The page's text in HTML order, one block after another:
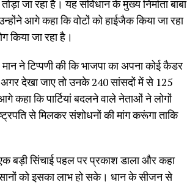
जा रहा है। यह संविधान के मुख्य निर्माता बाबा
आगे कहा कि वोटों को हाईजैक किया जा रहा
जा रहा है।
ने टिप्पणी की कि भाजपा का अपना कोई कैडर
देखा जाए तो उनके 240 सांसदों में से 125
कहा कि पार्टियां बदलने वाले नेताओं ने लोगों
से मिलकर संशोधनों की मांग करूंगा ताकि
बड़ी सिंचाई पहल पर प्रकाश डाला और कहा
को इसका लाभ हो सके। धान के सीजन से